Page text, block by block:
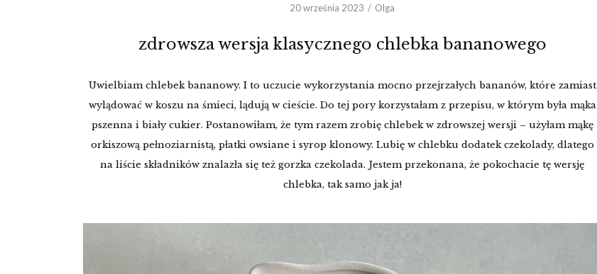
20 września 2023 Olga
zdrowsza wersja klasycznego chlebka bananowego
Uwielbiam chlebek bananowy. I to uczucie wykorzystania mocno przejrzałych bananów, które zamiast
wylądować w koszu na śmieci, lądują w cieście. Do tej pory korzystałam z przepisu, w którym była mąka
pszenna i biały cukier. Postanowiłam, że tym razem zrobię chlebek w zdrowszej wersji – użyłam mąkę
orkiszową pełnoziarnistą, płatki owsiane i syrop klonowy. Lubię w chlebku dodatek czekolady, dlatego
na liście składników znalazła się też gorzka czekolada. Jestem przekonana, że pokochacie tę wersję
chlebka, tak samo jak ja!